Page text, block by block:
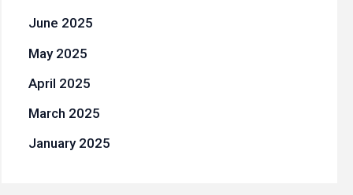
June 2025
May 2025
April 2025
March 2025
January 2025